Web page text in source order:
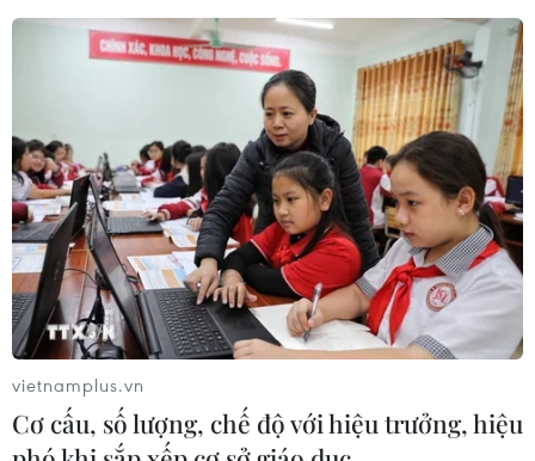
vietnamplus.vn
Cơ cấu, số lượng, chế độ với hiệu trưởng, hiệu